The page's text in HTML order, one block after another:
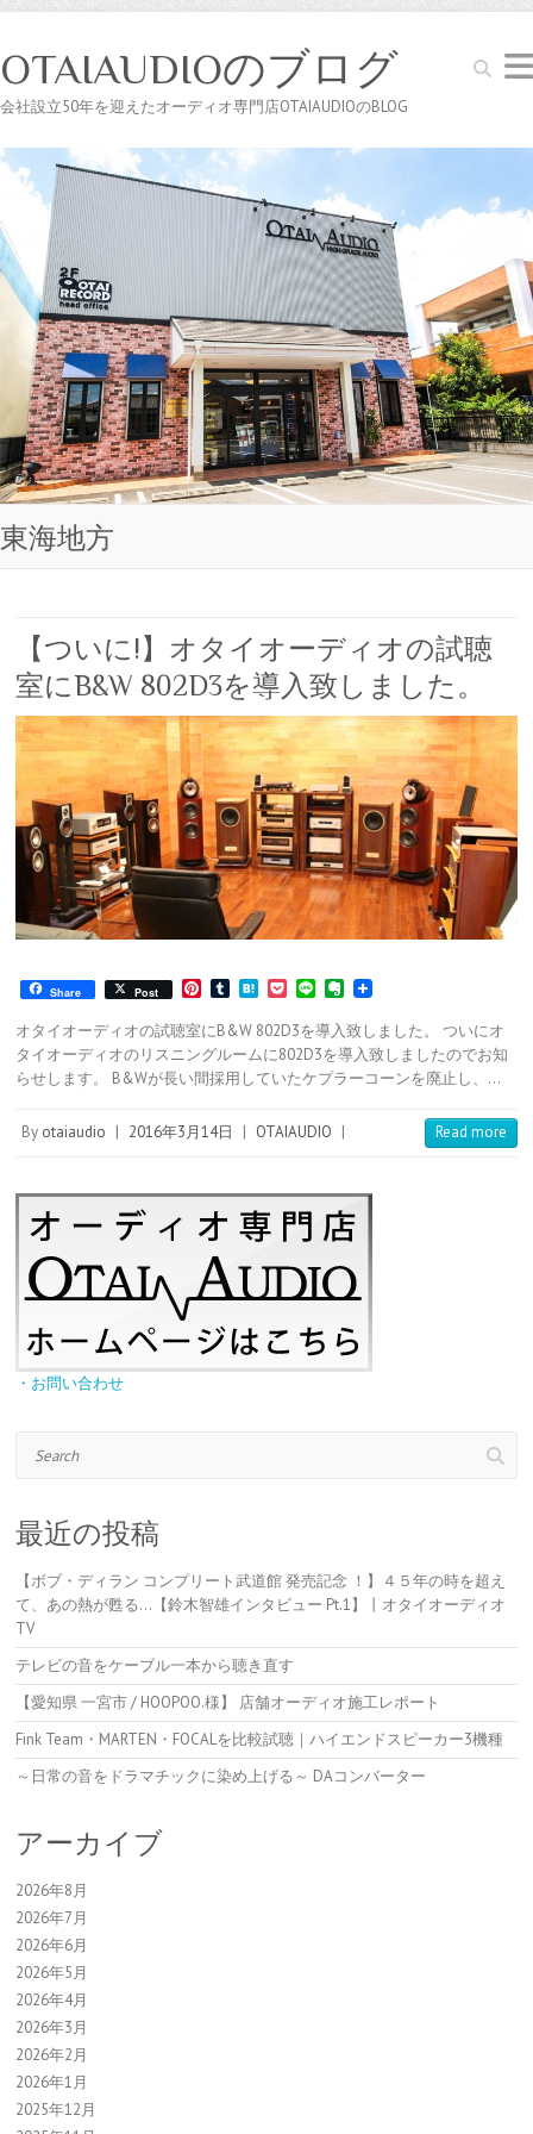
Search
OTAIAUDIOのブログ
会社設立50年を迎えたオーディオ専門店OTAIAUDIOのBLOG
東海地方
【ついに!】オタイオーディオの試聴
室にB&W 802D3を導入致しました。
Share Post
P
n
t
e
r
s
t
T
m
l
r
H
t
e
n
a
P
c
k
e
t
L
n
e
E
e
r
n
o
オタイオーディオの試聴室にB&W 802D3を導入致しました。 ついにオ
タイオーディオのリスニングルームに802D3を導入致しましたのでお知
らせします。 B&Wが長い間採用していたケプラーコーンを廃止し、…
By otaiaudio | 2016年3月14日 | OTAIAUDIO | Read more
・お問い合わせ
最近の投稿
【ボブ・ディラン コンプリート武道館 発売記念 ！】４５年の時を超え
て、あの熱が甦る…【鈴木智雄インタビュー Pt.1】丨オタイオーディオ
TV
テレビの音をケーブル一本から聴き直す
【愛知県 一宮市 / HOOPOO.様】 店舗オーディオ施工レポート
Fink Team・MARTEN・FOCALを比較試聴｜ハイエンドスピーカー3機種
～日常の音をドラマチックに染め上げる～ DAコンバーター
アーカイブ
2026年8月
2026年7月
2026年6月
2026年5月
2026年4月
2026年3月
2026年2月
2026年1月
2025年12月